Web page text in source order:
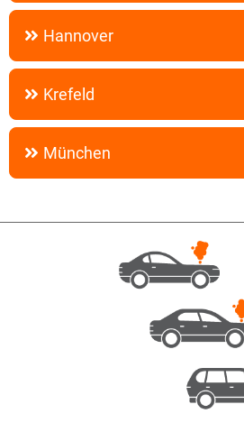
Hannover
Krefeld
München